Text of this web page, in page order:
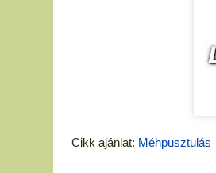
Cikk ajánlat: Méhpusztulás